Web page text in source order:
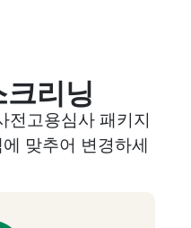
리닝
전고용심사 패키지
맞추어 변경하세